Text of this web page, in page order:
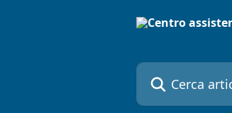
Cerca articoli…